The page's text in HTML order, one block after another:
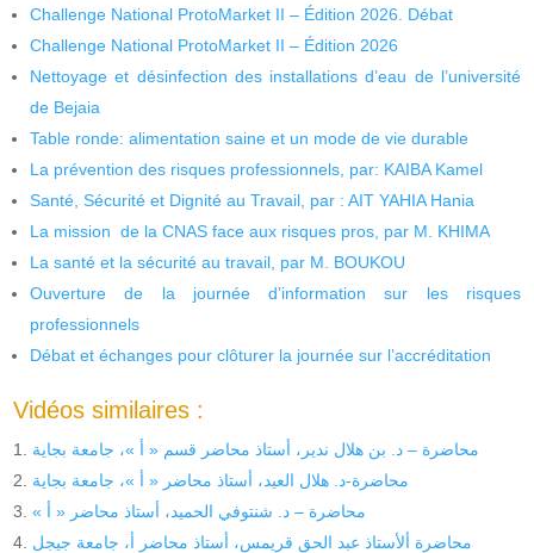
Challenge National ProtoMarket II – Édition 2026. Débat
Challenge National ProtoMarket II – Édition 2026
Nettoyage et désinfection des installations d’eau de l’université
de Bejaia
Table ronde: alimentation saine et un mode de vie durable
La prévention des risques professionnels, par: KAIBA Kamel
Santé, Sécurité et Dignité au Travail, par : AIT YAHIA Hania
La mission de la CNAS face aux risques pros, par M. KHIMA
La santé et la sécurité au travail, par M. BOUKOU
Ouverture de la journée d’information sur les risques
professionnels
Débat et échanges pour clôturer la journée sur l’accréditation
Vidéos similaires :
محاضرة – د. بن هلال ندير، أستاذ محاضر قسم « أ »، جامعة بجاية
محاضرة-د. هلال العيد، أستاذ محاضر « أ »، جامعة بجاية
« محاضرة – د. شنتوفي الحميد، أستاذ محاضر « أ
محاضرة ألأستاذ عبد الحق قريمس، أستاذ محاضر أ، جامعة جيجل